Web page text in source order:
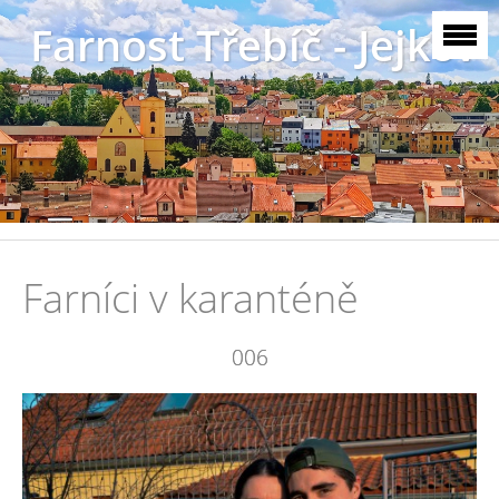
Farnost Třebíč - Jejkov
Farníci v karanténě
006